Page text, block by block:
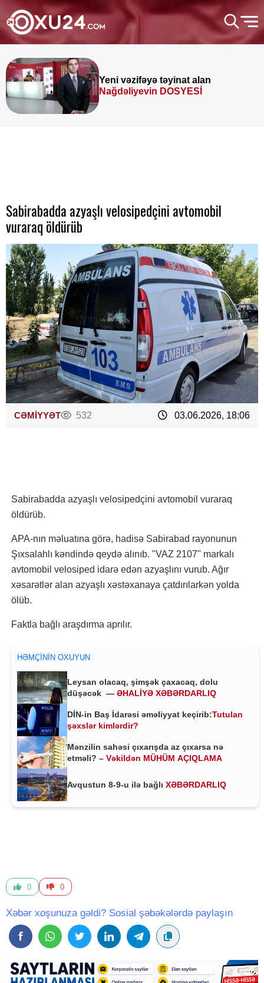
Yeni vəzifəyə təyinat alan
Nağdəliyevin DOSYESİ
Sabirabadda azyaşlı velosipedçini avtomobil
vuraraq öldürüb
CƏMİYYƏT 532 03.06.2026, 18:06
Sabirabadda azyaşlı velosipedçini avtomobil vuraraq
öldürüb.
APA-nın məluatına görə, hadisə Sabirabad rayonunun
Şıxsalahlı kəndində qeydə alınıb. "VAZ 2107" markalı
avtomobil velosiped idarə edən azyaşlını vurub. Ağır
xəsarətlər alan azyaşlı xəstəxanaya çatdırılarkən yolda
ölüb.
Faktla bağlı araşdırma aprılır.
HƏMÇININ OXUYUN
Leysan olacaq, şimşək çaxacaq, dolu
düşəcək — ƏHALİYƏ XƏBƏRDARLIQ
DİN-in Baş İdarəsi əməliyyat keçirib:Tutulan
şəxslər kimlərdir?
Mənzilin sahəsi çıxarışda az çıxarsa nə
etməli? – Vəkildən MÜHÜM AÇIQLAMA
Avqustun 8-9-u ilə bağlı XƏBƏRDARLIQ
0 0
Xəbər xoşunuza gəldi? Sosial şəbəkələrdə paylaşın